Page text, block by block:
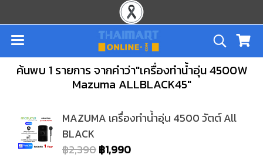
ค้นพบ 1 รายการ จากคำว่า"เครื่องทำน้ำอุ่น 4500W
Mazuma ALLBLACK45"
MAZUMA เครื่องทำน้ำอุ่น 4500 วัตต์ All
BLACK
฿2,390฿1,990